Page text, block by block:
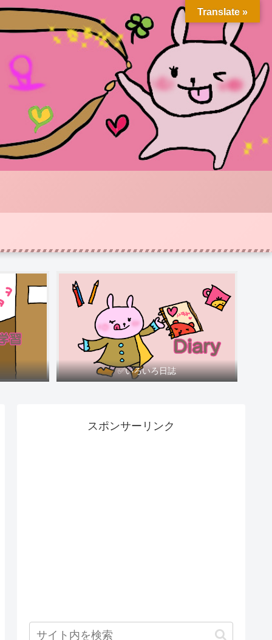
✅いろいろ日誌
スポンサーリンク
Translate »